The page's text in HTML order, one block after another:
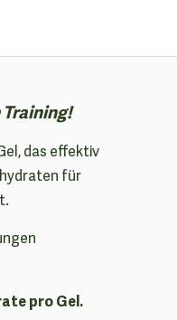
das effektiv
für
pro Gel.